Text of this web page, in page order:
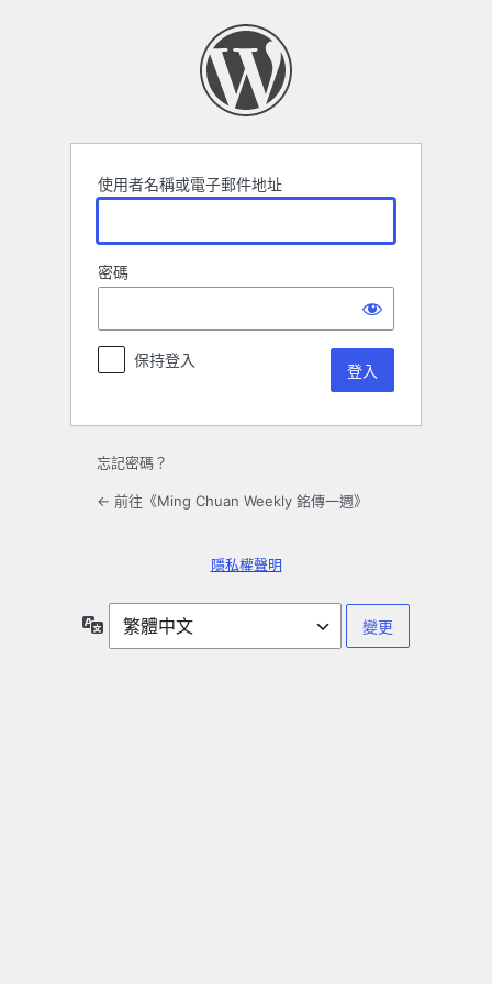
使用者名稱或電子郵件地址
密碼
保持登入
忘記密碼？
← 前往《Ming Chuan Weekly 銘傳一週》
隱私權聲明
言